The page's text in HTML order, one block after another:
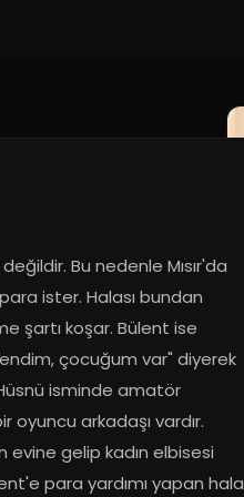
Bu nedenle Mısır'da
ister. Halası bundan
şartı koşar. Bülent ise
çocuğum var" diyerek
isminde amatör
arkadaşı vardır.
evine gelip kadın elbisesi
para yardımı yapan hala